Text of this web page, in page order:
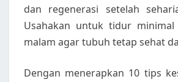
dan regenerasi setelah
Usahakan untuk tidur
malam agar tubuh tetap sehat
Dengan menerapkan 10 tips